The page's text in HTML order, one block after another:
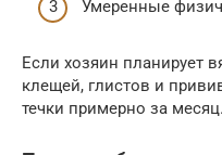
Умеренные
Если хозяин планирует
клещей, глистов и
течки примерно за месяц.